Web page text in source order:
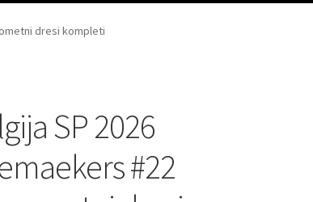
dresi kompleti
SP 2026
#22